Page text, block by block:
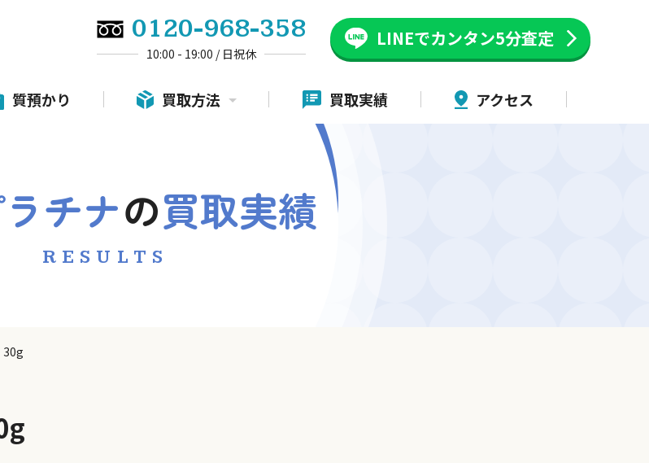
0120-968-358
10:00 - 19:00 / 日祝休
LINEでカンタン5分査定
質預かり 買取方法 買取実績 アクセス
チナの買取実績
RESULTS